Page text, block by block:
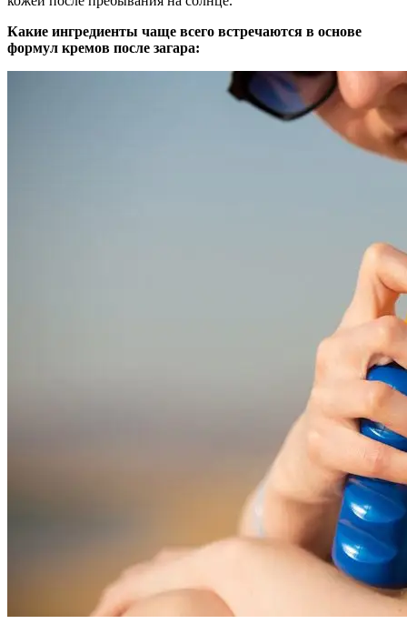
Какие ингредиенты чаще всего встречаются в основе
формул кремов после загара: